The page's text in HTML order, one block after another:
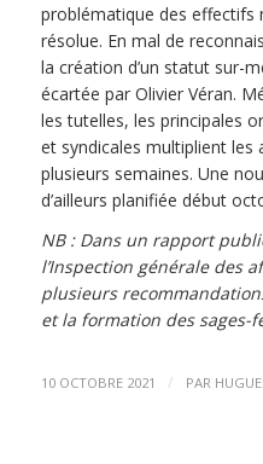
problématique des effectifs
résolue. En mal de
la création d’un statut sur-
écartée par Olivier Véran.
les tutelles, les principales
et syndicales multiplient les
plusieurs semaines. Une
d’ailleurs planifiée début
NB : Dans un rapport
l’Inspection générale des
plusieurs
et la formation des sages-
10 OCTOBRE 2021 / PAR